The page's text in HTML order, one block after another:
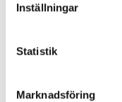
Inställningar
Statistik
Marknadsföring
90